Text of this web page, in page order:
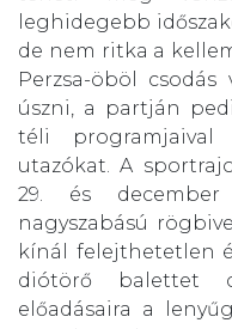
leghidegebb
de nem ritka a
Perzsa-öböl
úszni, a partján
téli programjaival
utazókat. A
29. és
nagyszabású
kínál felejthetetlen
diótörő balettet
előadásaira a